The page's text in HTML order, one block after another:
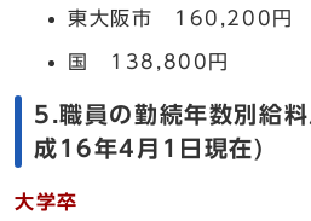
東大阪市 160,200円
国 138,800円
5.職員の勤続年数別給
成16年4月1日現在)
大学卒